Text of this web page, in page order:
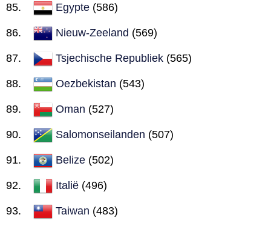
Egypte (586)
Nieuw-Zeeland (569)
Tsjechische Republiek (565)
Oezbekistan (543)
Oman (527)
Salomonseilanden (507)
Belize (502)
Italië (496)
Taiwan (483)